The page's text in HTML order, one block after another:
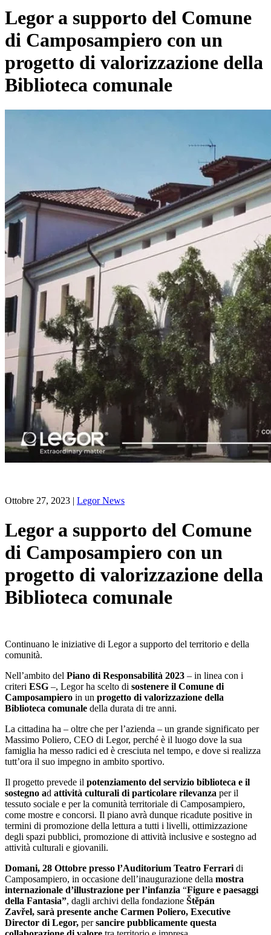
Legor a supporto del Comune
di Camposampiero con un
progetto di valorizzazione della
Biblioteca comunale
Ottobre 27, 2023 | Legor News
Legor a supporto del Comune
di Camposampiero con un
progetto di valorizzazione della
Biblioteca comunale
Continuano le iniziative di Legor a supporto del territorio e della
comunità.
Nell’ambito del Piano di Responsabilità 2023 – in linea con i
criteri ESG –, Legor ha scelto di sostenere il Comune di
Camposampiero in un progetto di valorizzazione della
Biblioteca comunale della durata di tre anni.
La cittadina ha – oltre che per l’azienda – un grande significato per
Massimo Poliero, CEO di Legor, perché è il luogo dove la sua
famiglia ha messo radici ed è cresciuta nel tempo, e dove si realizza
tutt’ora il suo impegno in ambito sportivo.
Il progetto prevede il potenziamento del servizio biblioteca e il
sostegno ad attività culturali di particolare rilevanza per il
tessuto sociale e per la comunità territoriale di Camposampiero,
come mostre e concorsi. Il piano avrà dunque ricadute positive in
termini di promozione della lettura a tutti i livelli, ottimizzazione
degli spazi pubblici, promozione di attività inclusive e sostegno ad
attività culturali e giovanili.
Domani, 28 Ottobre presso l’Auditorium Teatro Ferrari di
Camposampiero, in occasione dell’inaugurazione della mostra
internazionale d’illustrazione per l’infanzia “Figure e paesaggi
della Fantasia”, dagli archivi della fondazione Štěpán
Zavřel, sarà presente anche Carmen Poliero, Executive
Director di Legor, persancire pubblicamente questa